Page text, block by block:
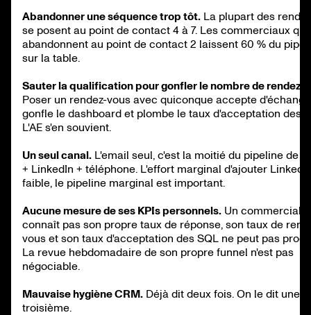
Abandonner une séquence trop tôt. La plupart des
se posent au point de contact 4 à 7. Les commerciaux qui
abandonnent au point de contact 2 laissent 60 % du
sur la table.
Sauter la qualification pour gonfler le nombre de rendez-
Poser un rendez-vous avec quiconque accepte
gonfle le dashboard et plombe le taux d'acceptation des
L'AE s'en souvient.
Un seul canal. L'email seul, c'est la moitié du pipeline de
+ LinkedIn + téléphone. L'effort marginal d'ajouter
faible, le pipeline marginal est important.
Aucune mesure de ses KPIs personnels. Un commercial
connaît pas son propre taux de réponse, son taux de
vous et son taux d'acceptation des SQL ne peut pas
La revue hebdomadaire de son propre funnel n'est pas
négociable.
Mauvaise hygiène CRM. Déjà dit deux fois. On le dit une
troisième.